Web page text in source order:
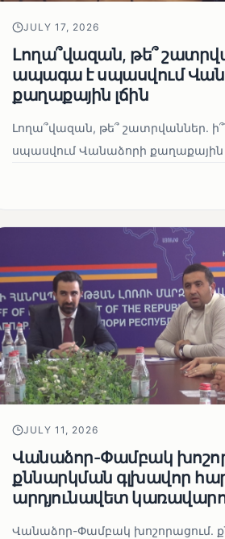
JULY 17, 2026
Լողա՞վազան, թե՞
ապագա է սպասվում
քաղաքային լճին
Լողա՞վազան, թե՞ շատրվաններ.
սպասվում Վանաձորի քաղաքային
JULY 11, 2026
Վանաձոր-Փամբակ
քննարկման գլխավոր
արդյունավետ
Վանաձոր-Փամբակ խոշորացում.